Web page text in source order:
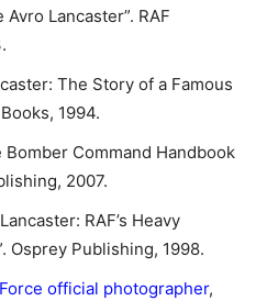
Lancaster”. RAF
The Story of a Famous
1994.
Bomber Command Handbook
2007.
RAF’s Heavy
Osprey Publishing, 1998.
official photographer,